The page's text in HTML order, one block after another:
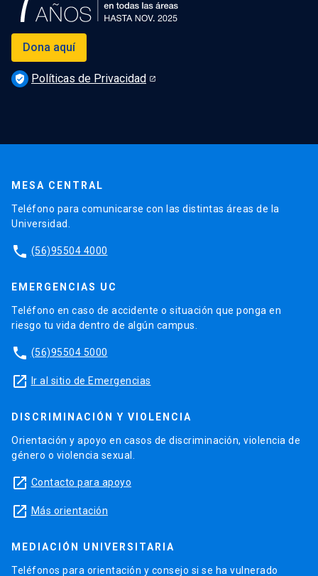
Dona aquí
verified_user Políticas de Privacidad
MESA CENTRAL
Teléfono para comunicarse con las distintas áreas de la
Universidad.
phone (56)95504 4000
EMERGENCIAS UC
Teléfono en caso de accidente o situación que ponga en
riesgo tu vida dentro de algún campus.
phone (56)95504 5000
launch Ir al sitio de Emergencias
DISCRIMINACIÓN Y VIOLENCIA
Orientación y apoyo en casos de discriminación, violencia de
género o violencia sexual.
launch Contacto para apoyo
launch Más orientación
MEDIACIÓN UNIVERSITARIA
Teléfonos para orientación y consejo si se ha vulnerado